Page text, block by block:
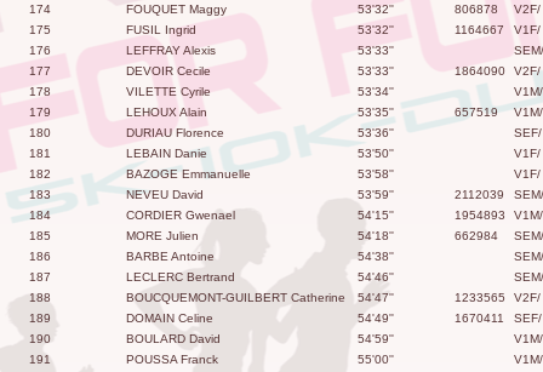
174
FOUQUET Maggy 53'32'' 806878
V2F/
175
FUSIL Ingrid 53'32'' 1164667
V1F/
176
LEFFRAY Alexis 53'33''
SEM/
177
DEVOIR Cecile 53'33'' 1864090
V2F/
178
VILETTE Cyrile 53'34''
V1M/
179
LEHOUX Alain 53'35'' 657519
V1M/
180
DURIAU Florence 53'36''
SEF/
181
LEBAIN Danie 53'50''
V1F/
182
BAZOGE Emmanuelle 53'58''
V1F/
183
NEVEU David 53'59'' 2112039
SEM/
184
CORDIER Gwenael 54'15'' 1954893
V1M/
185
MORE Julien 54'18'' 662984
SEM/
186
BARBE Antoine 54'38''
SEM/
187
LECLERC Bertrand 54'46''
SEM/
188
BOUCQUEMONT-GUILBERT Catherine 54'47'' 1233565
V2F/
189
DOMAIN Celine 54'49'' 1670411
SEF/
190
BOULARD David 54'59''
V1M/
191
POUSSA Franck 55'00''
V1M/